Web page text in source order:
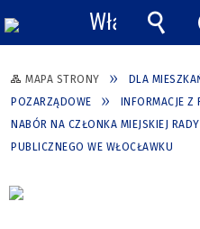
MAPA STRONY DLA
POZARZĄDOWE
INFORMACJE Z
NABÓR NA CZŁONKA MIEJSKIEJ
PUBLICZNEGO WE WŁOCŁAWKU
Włącz